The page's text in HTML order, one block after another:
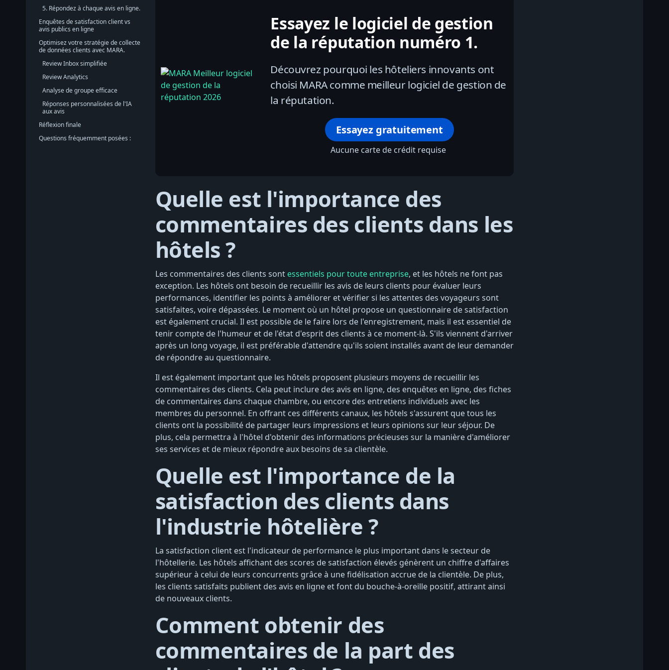
5. Répondez à chaque avis en ligne.
Enquêtes de satisfaction client vs
avis publics en ligne
Optimisez votre stratégie de collecte
de données clients avec MARA.
Review Inbox simplifiée
Review Analytics
Analyse de groupe efficace
Réponses personnalisées de l'IA
aux avis
Réflexion finale
Questions fréquemment posées :
Essayez le logiciel de gestion
de la réputation numéro 1.
Découvrez pourquoi les hôteliers innovants ont
choisi MARA comme meilleur logiciel de gestion de
la réputation.
Essayez gratuitement
Aucune carte de crédit requise
Quelle est l'importance des
commentaires des clients dans les
hôtels ?
Les commentaires des clients sont essentiels pour toute entreprise, et les hôtels ne font pas
exception. Les hôtels ont besoin de recueillir les avis de leurs clients pour évaluer leurs
performances, identifier les points à améliorer et vérifier si les attentes des voyageurs sont
satisfaites, voire dépassées. Le moment où un hôtel propose un questionnaire de satisfaction
est également crucial. Il est possible de le faire lors de l'enregistrement, mais il est essentiel de
tenir compte de l'humeur et de l'état d'esprit des clients à ce moment-là. S'ils viennent d'arriver
après un long voyage, il est préférable d'attendre qu'ils soient installés avant de leur demander
de répondre au questionnaire.
Il est également important que les hôtels proposent plusieurs moyens de recueillir les
commentaires des clients. Cela peut inclure des avis en ligne, des enquêtes en ligne, des fiches
de commentaires dans chaque chambre, ou encore des entretiens individuels avec les
membres du personnel. En offrant ces différents canaux, les hôtels s'assurent que tous les
clients ont la possibilité de partager leurs impressions et leurs opinions sur leur séjour. De
plus, cela permettra à l'hôtel d'obtenir des informations précieuses sur la manière d'améliorer
ses services et de mieux répondre aux besoins de sa clientèle.
Quelle est l'importance de la
satisfaction des clients dans
l'industrie hôtelière ?
La satisfaction client est l'indicateur de performance le plus important dans le secteur de
l'hôtellerie. Les hôtels affichant des scores de satisfaction élevés génèrent un chiffre d'affaires
supérieur à celui de leurs concurrents grâce à une fidélisation accrue de la clientèle. De plus,
les clients satisfaits publient des avis en ligne et font du bouche-à-oreille positif, attirant ainsi
de nouveaux clients.
Comment obtenir des
commentaires de la part des